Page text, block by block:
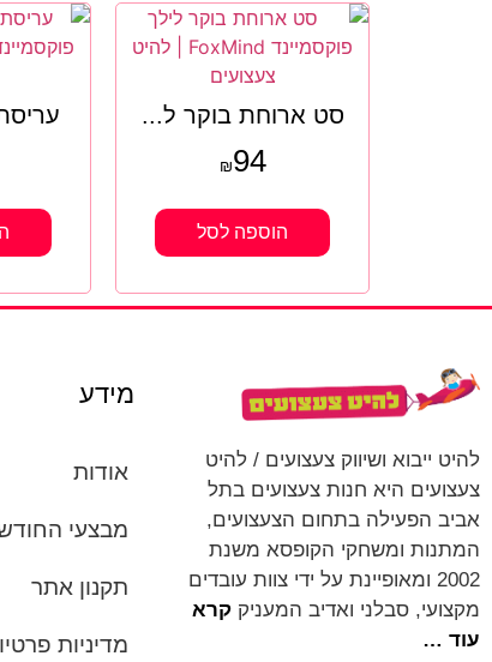
סט ארוחת בוקר ל...
₪94
הוספה לסל
להיט ייבוא ושיווק צעצועים / להיט
צעצועים היא חנות צעצועים בתל
אביב הפעילה בתחום הצעצועים,
המתנות ומשחקי הקופסא משנת
2002 ומאופיינת על ידי צוות עובדים
מקצועי, סבלני ואדיב המעניק קרא
עוד …
מידע
אודות
מבצעי
תקנון אתר
מדיניות